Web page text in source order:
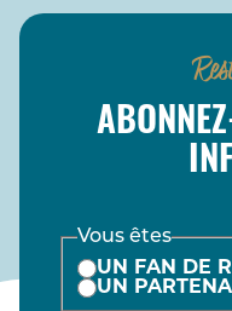
Vous êtes
UN FAN DE
UN